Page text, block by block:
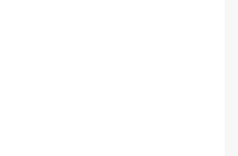
(IZHS)(LZS)/P số lượng